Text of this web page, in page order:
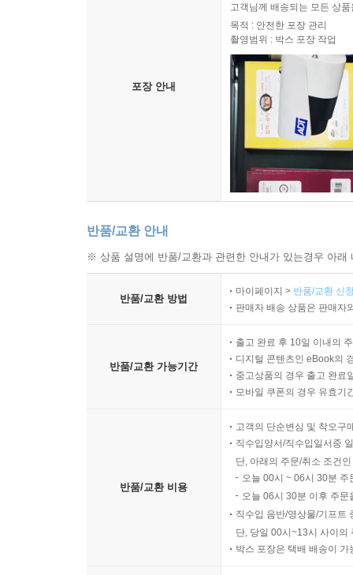
포장 안내
고객님께 배송되는 모든 상
목적 : 안전한 포장 관리
촬영범위 : 박스 포장 작업
반품/교환 안내
※ 상품 설명에 반품/교환과 관련한 안내가 있는경우 아
반품/교환 방법
마이페이지 > 반품/교환 신
판매자 배송 상품은 판매자
반품/교환 가능기간
출고 완료 후 10일 이내의
디지털 콘텐츠인 eBook의
중고상품의 경우 출고 완료
모바일 쿠폰의 경우 유효기
반품/교환 비용
고객의 단순변심 및 착오구
직수입양서/직수입일서중
단, 아래의 주문/취소 조건
오늘 00시 ~ 06시 30분
오늘 06시 30분 이후 주
직수입 음반/영상물/기프트
단, 당일 00시~13시 사이의
박스 포장은 택배 배송이